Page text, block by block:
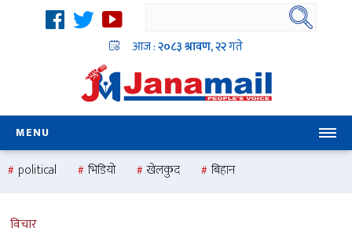
आज :२०८३ श्रावण, २२गते
MENU
political भिडियो खेलकुद
बिहान
national
विचार